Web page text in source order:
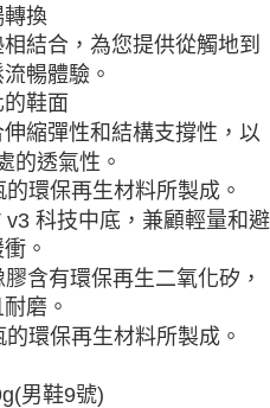
轉換
結合，為您提供從觸地到
暢體驗。
的鞋面
縮彈性和結構支撐性，以
的透氣性。
環保再生材料所製成。
科技中底，兼顧輕量和避
。
含有環保再生二氧化矽，
磨。
環保再生材料所製成。
男鞋9號)